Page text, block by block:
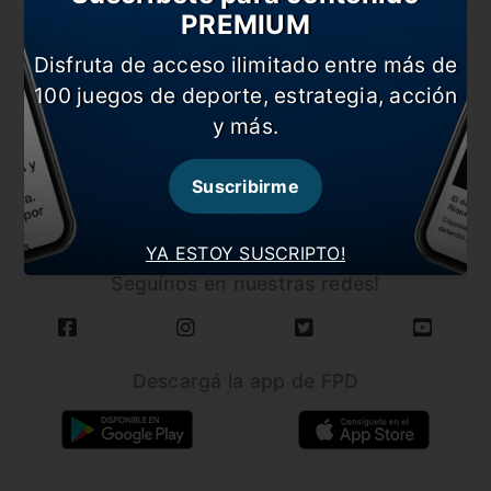
CARGAR MÁS NOTICIAS
Seguínos en nuestras redes!
YA ESTOY SUSCRIPTO!
PREMIUM
Disfruta de acceso ilimitado entre más de
100 juegos de deporte, estrategia, acción
y más.
Suscribirme